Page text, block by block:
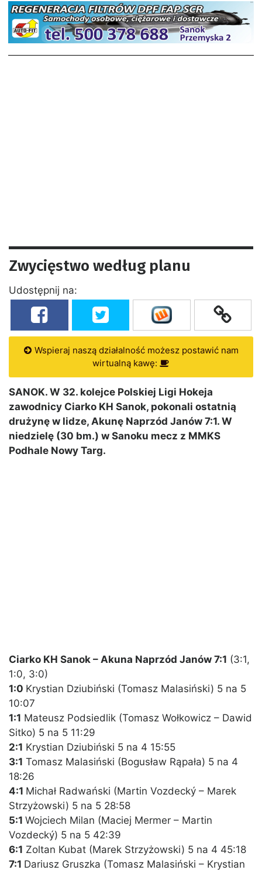
Zwycięstwo według planu
Udostępnij na:
Wspieraj naszą działalność możesz postawić nam
wirtualną kawę:
SANOK. W 32. kolejce Polskiej Ligi Hokeja
zawodnicy Ciarko KH Sanok, pokonali ostatnią
drużynę w lidze, Akunę Naprzód Janów 7:1. W
niedzielę (30 bm.) w Sanoku mecz z MMKS
Podhale Nowy Targ.
Ciarko KH Sanok – Akuna Naprzód Janów 7:1 (3:1,
1:0, 3:0)
1:0 Krystian Dziubiński (Tomasz Malasiński) 5 na 5
10:07
1:1 Mateusz Podsiedlik (Tomasz Wołkowicz – Dawid
Sitko) 5 na 5 11:29
2:1 Krystian Dziubiński 5 na 4 15:55
3:1 Tomasz Malasiński (Bogusław Rąpała) 5 na 4
18:26
4:1 Michał Radwański (Martin Vozdecký – Marek
Strzyżowski) 5 na 5 28:58
5:1 Wojciech Milan (Maciej Mermer – Martin
Vozdecký) 5 na 5 42:39
6:1 Zoltan Kubat (Marek Strzyżowski) 5 na 4 45:18
7:1 Dariusz Gruszka (Tomasz Malasiński – Krystian